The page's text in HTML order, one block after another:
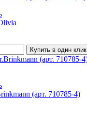
Купить в один клик
(арт. 710785-4)